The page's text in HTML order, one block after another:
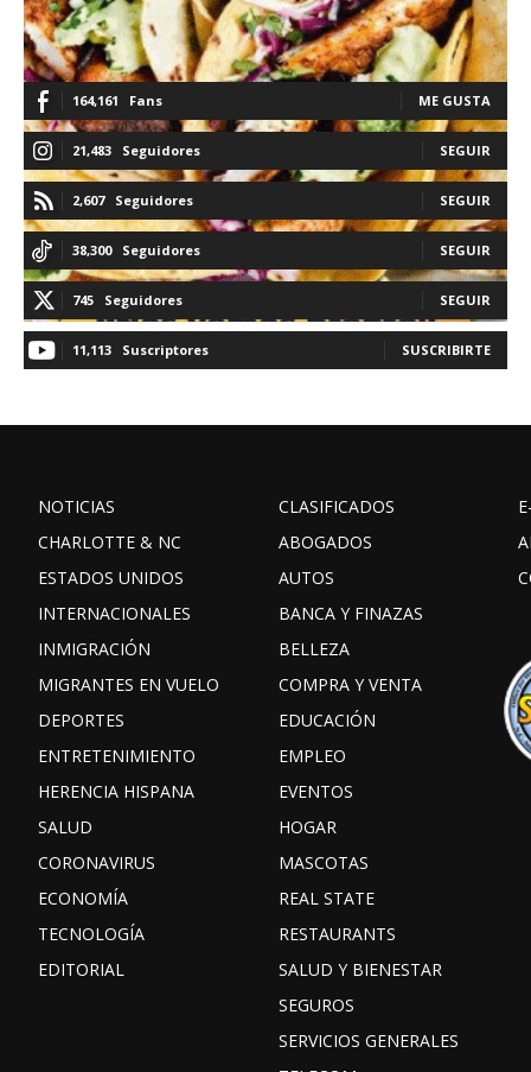
164,161 Fans ME GUSTA
21,483 Seguidores SEGUIR
2,607 Seguidores SEGUIR
38,300 Seguidores SEGUIR
745 Seguidores SEGUIR
11,113 Suscriptores SUSCRIBIRTE
NOTICIAS
CHARLOTTE & NC
ESTADOS UNIDOS
INTERNACIONALES
INMIGRACIÓN
MIGRANTES EN VUELO
DEPORTES
ENTRETENIMIENTO
HERENCIA HISPANA
SALUD
CORONAVIRUS
ECONOMÍA
TECNOLOGÍA
EDITORIAL
CLASIFICADOS
ABOGADOS
AUTOS
BANCA Y FINAZAS
BELLEZA
COMPRA Y VENTA
EDUCACIÓN
EMPLEO
EVENTOS
HOGAR
MASCOTAS
REAL STATE
RESTAURANTS
SALUD Y BIENESTAR
SEGUROS
SERVICIOS GENERALES